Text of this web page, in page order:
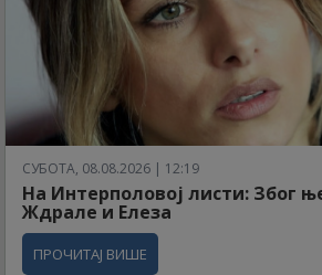
СУБОТА, 08.08.2026 | 12:19
На Интерполовој листи: Због
Ждрале и Елеза
ПРОЧИТАЈ ВИШЕ